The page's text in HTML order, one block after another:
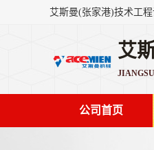
艾
公司首页